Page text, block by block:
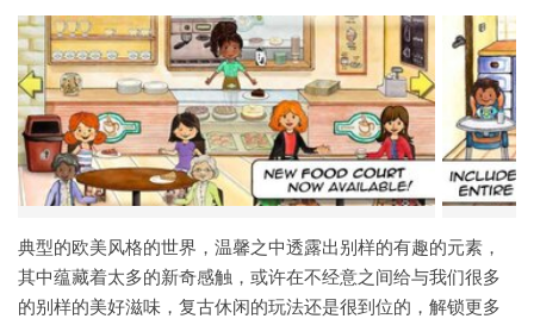
典型的欧美风格的世界，温馨之中透露出别样的有趣的元素，
其中蕴藏着太多的新奇感触，或许在不经意之间给与我们很多
的别样的美好滋味，复古休闲的玩法还是很到位的，解锁更多